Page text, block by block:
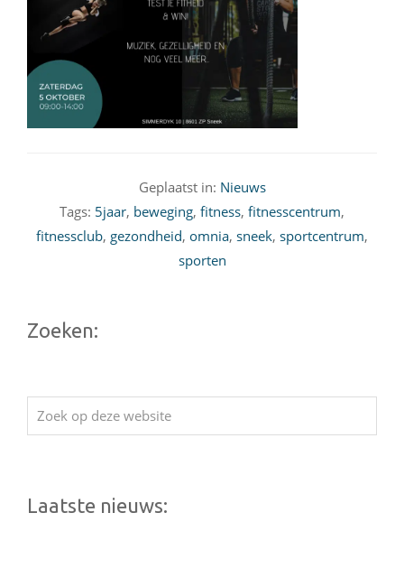
Geplaatst in: Nieuws
Tags: 5jaar, beweging, fitness, fitnesscentrum,
fitnessclub, gezondheid, omnia, sneek, sportcentrum,
sporten
Zoeken:
Zoek
op
Laatste nieuws: